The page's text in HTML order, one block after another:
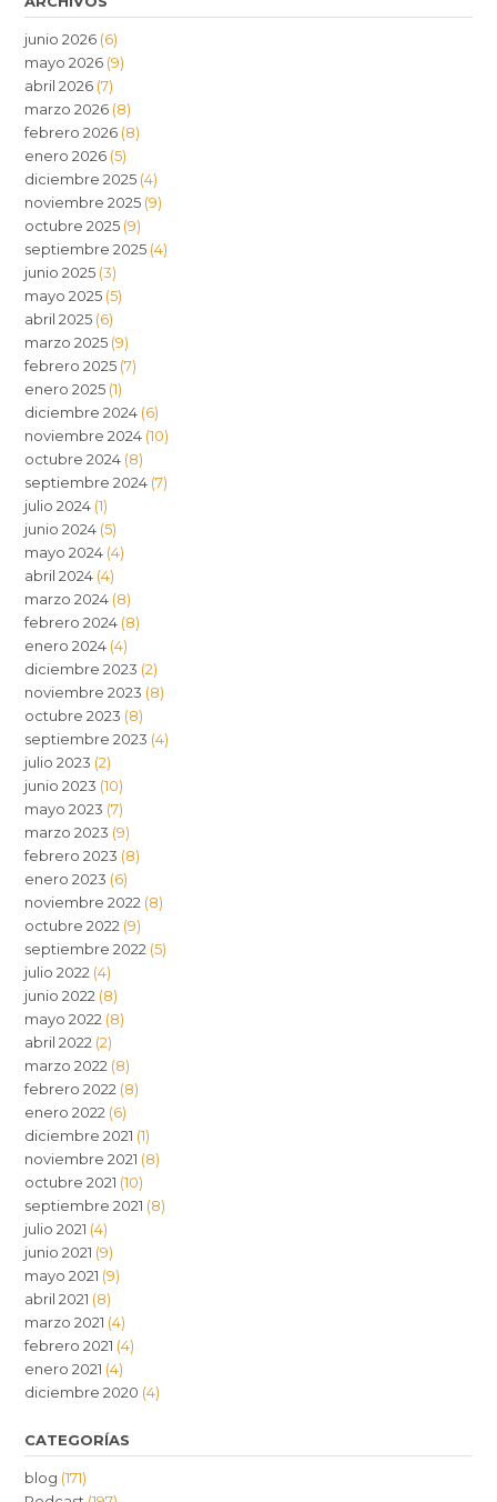
junio 2026 (6)
mayo 2026 (9)
abril 2026 (7)
marzo 2026 (8)
febrero 2026 (8)
enero 2026 (5)
diciembre 2025 (4)
noviembre 2025 (9)
octubre 2025 (9)
septiembre 2025 (4)
junio 2025 (3)
mayo 2025 (5)
abril 2025 (6)
marzo 2025 (9)
febrero 2025 (7)
enero 2025 (1)
diciembre 2024 (6)
noviembre 2024 (10)
octubre 2024 (8)
septiembre 2024 (7)
julio 2024 (1)
junio 2024 (5)
mayo 2024 (4)
abril 2024 (4)
marzo 2024 (8)
febrero 2024 (8)
enero 2024 (4)
diciembre 2023 (2)
noviembre 2023 (8)
octubre 2023 (8)
septiembre 2023 (4)
julio 2023 (2)
junio 2023 (10)
mayo 2023 (7)
marzo 2023 (9)
febrero 2023 (8)
enero 2023 (6)
noviembre 2022 (8)
octubre 2022 (9)
septiembre 2022 (5)
julio 2022 (4)
junio 2022 (8)
mayo 2022 (8)
abril 2022 (2)
marzo 2022 (8)
febrero 2022 (8)
enero 2022 (6)
diciembre 2021 (1)
noviembre 2021 (8)
octubre 2021 (10)
septiembre 2021 (8)
julio 2021 (4)
junio 2021 (9)
mayo 2021 (9)
abril 2021 (8)
marzo 2021 (4)
febrero 2021 (4)
enero 2021 (4)
diciembre 2020 (4)
CATEGORÍAS
blog (171)